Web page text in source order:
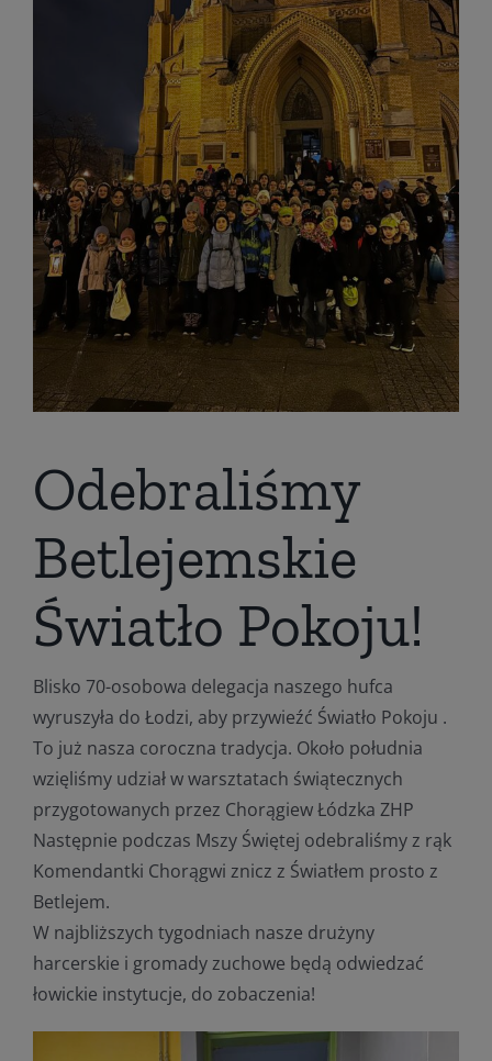
Odebraliśmy
Betlejemskie
Światło Pokoju!
Blisko 70-osobowa delegacja naszego hufca
wyruszyła do Łodzi, aby przywieźć Światło Pokoju .
To już nasza coroczna tradycja. Około południa
wzięliśmy udział w warsztatach świątecznych
przygotowanych przez Chorągiew Łódzka ZHP
Następnie podczas Mszy Świętej odebraliśmy z rąk
Komendantki Chorągwi znicz z Światłem prosto z
Betlejem.
W najbliższych tygodniach nasze drużyny
harcerskie i gromady zuchowe będą odwiedzać
łowickie instytucje, do zobaczenia!